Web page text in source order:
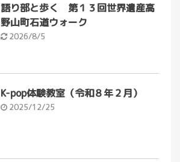
語り部と歩く 第１３回世界遺産高
野山町石道ウォーク
2026/8/5
K-pop体験教室（令和８年２月）
2025/12/25